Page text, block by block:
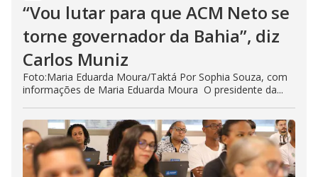
“Vou lutar para que ACM Neto se
torne governador da Bahia”, diz
Carlos Muniz
Foto:Maria Eduarda Moura/Taktá Por Sophia Souza, com
informações de Maria Eduarda Moura O presidente da...